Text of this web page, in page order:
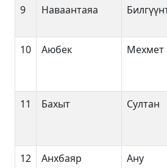
9
Наваантаяа
10
Аюбек Мехмет
11
Бахыт Султан
12
Анхбаяр Ану